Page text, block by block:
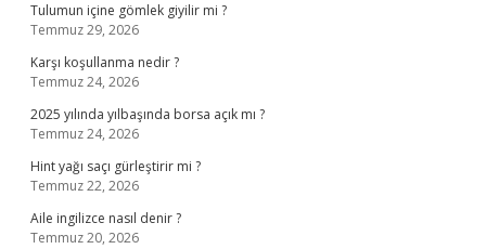
Tulumun içine gömlek giyilir mi ?
Temmuz 29, 2026
Karşı koşullanma nedir ?
Temmuz 24, 2026
2025 yılında yılbaşında borsa açık mı ?
Temmuz 24, 2026
Hint yağı saçı gürleştirir mi ?
Temmuz 22, 2026
Aile ingilizce nasıl denir ?
Temmuz 20, 2026